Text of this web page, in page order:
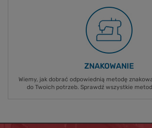
ZNAKOWANIE
Wiemy, jak dobrać odpowiednią metodę
do Twoich potrzeb. Sprawdź wszystkie